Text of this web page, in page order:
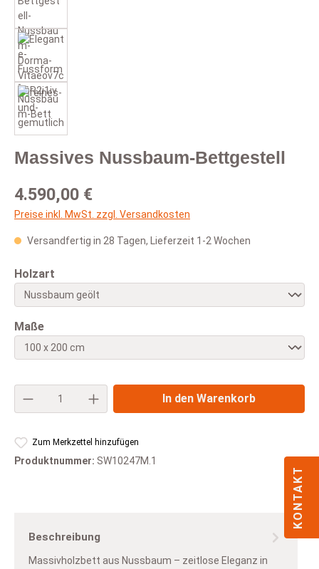
Massives Nussbaum-Bettgestell
Regulärer Preis:
4.590,00 €
Preise inkl. MwSt. zzgl. Versandkosten
Versandfertig in 28 Tagen, Lieferzeit 1-2 Wochen
Holzart
Maßeauswählen
Produkt Anzahl: Gib den gewünschten
In den Warenkorb
Zum Merkzettel hinzufügen
Produktnummer: SW10247M.1
Beschreibung
Massivholzbett aus Nussbaum – zeitlose Eleganz in
KONTAKT